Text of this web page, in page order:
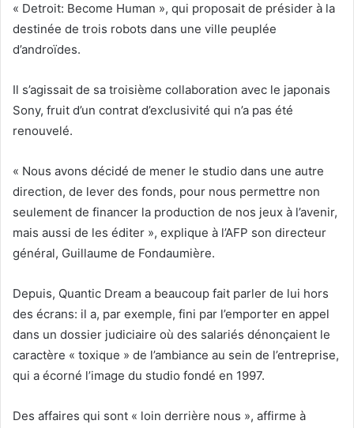
« Detroit: Become Human », qui proposait de présider à la
destinée de trois robots dans une ville peuplée
d’androïdes.
Il s’agissait de sa troisième collaboration avec le japonais
Sony, fruit d’un contrat d’exclusivité qui n’a pas été
renouvelé.
« Nous avons décidé de mener le studio dans une autre
direction, de lever des fonds, pour nous permettre non
seulement de financer la production de nos jeux à l’avenir,
mais aussi de les éditer », explique à l’AFP son directeur
général, Guillaume de Fondaumière.
Depuis, Quantic Dream a beaucoup fait parler de lui hors
des écrans: il a, par exemple, fini par l’emporter en appel
dans un dossier judiciaire où des salariés dénonçaient le
caractère « toxique » de l’ambiance au sein de l’entreprise,
qui a écorné l’image du studio fondé en 1997.
Des affaires qui sont « loin derrière nous », affirme à